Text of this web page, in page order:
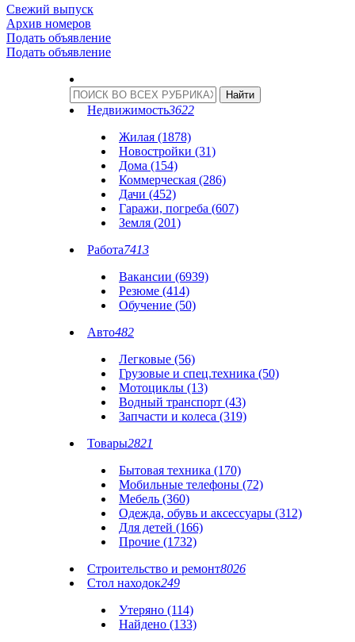
Свежий выпуск
Архив номеров
Подать объявление
Подать объявление
Недвижимость3622
Жилая (1878)
Новостройки (31)
Дома (154)
Коммерческая (286)
Дачи (452)
Гаражи, погреба (607)
Земля (201)
Работа7413
Вакансии (6939)
Резюме (414)
Обучение (50)
Авто482
Легковые (56)
Грузовые и спец.техника (50)
Мотоциклы (13)
Водный транспорт (43)
Запчасти и колеса (319)
Товары2821
Бытовая техника (170)
Мобильные телефоны (72)
Мебель (360)
Одежда, обувь и аксессуары (312)
Для детей (166)
Прочие (1732)
Строительство и ремонт8026
Стол находок249
Утеряно (114)
Найдено (133)